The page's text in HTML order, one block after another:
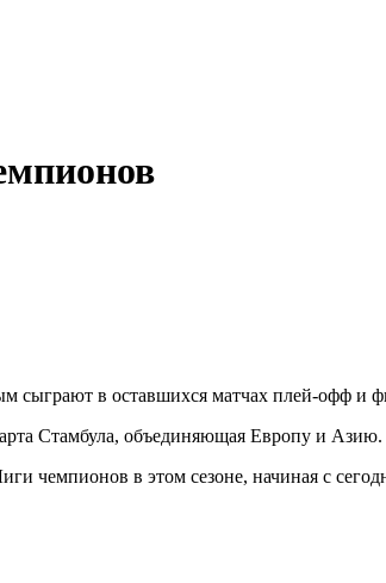
в оставшихся матчах плей-офф и
Стамбула, объединяющая Европу и Азию.
чемпионов в этом сезоне, начиная с